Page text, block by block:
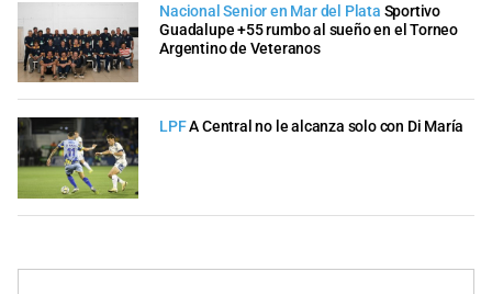
Nacional Senior en Mar del Plata Sportivo
Guadalupe +55 rumbo al sueño en el Torneo
Argentino de Veteranos
LPFA Central no le alcanza solo con Di María